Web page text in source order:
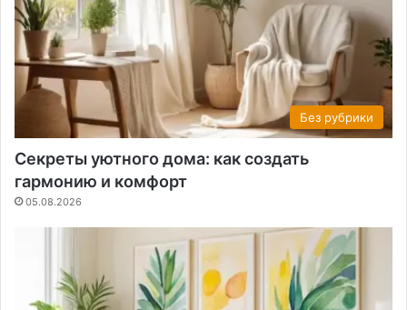
Без рубрики
Секреты уютного дома: как создать
гармонию и комфорт
05.08.2026